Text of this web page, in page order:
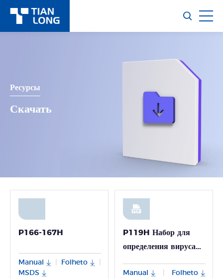
Ресурсы
Скачать
P166-167H
Manual Folheto
MSDS
P119H Набор для
определения вируса
методом ПЦР –
Manual Folheto